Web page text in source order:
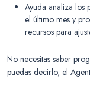
Ayuda analiza los
el último mes y
recursos para
No necesitas saber
puedas decirlo, el